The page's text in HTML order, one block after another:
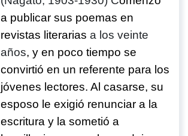
a publicar sus poemas en
revistas literarias a los veinte
años, y en poco tiempo se
convirtió en un referente para los
jóvenes lectores. Al casarse, su
esposo le exigió renunciar a la
escritura y la sometió a